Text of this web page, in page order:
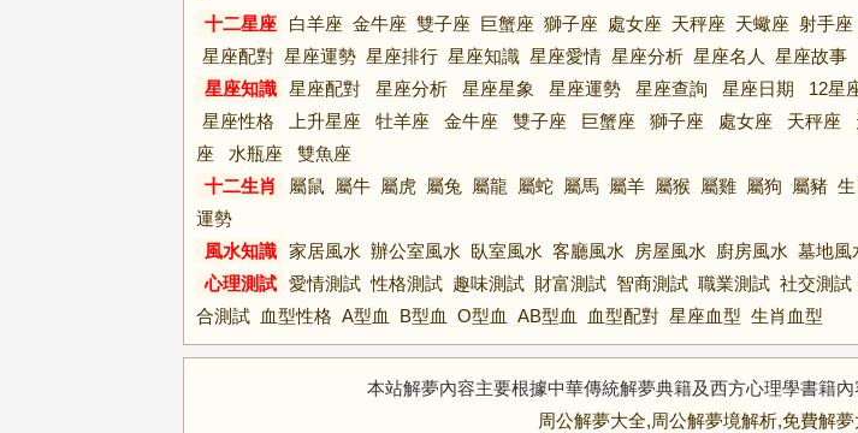
十二星座
白羊座 金牛座 雙子座 巨蟹座 獅子座 處女座 天秤座 天蠍座 射手座
星座配對 星座運勢 星座排行 星座知識 星座愛情 星座分析 星座名人
星座故事
星座知識 星座配對 星座分析 星座星象 星座運勢 星座查詢 星座日期 12星
星座性格
上升星座 牡羊座 金牛座 雙子座 巨蟹座 獅子座 處女座 天秤座
座
水瓶座
雙魚座
十二生肖
屬鼠 屬牛 屬虎 屬兔 屬龍 屬蛇 屬馬 屬羊 屬猴 屬雞 屬狗 屬豬
運勢
風水知識 家居風水 辦公室風水 臥室風水 客廳風水 房屋風水 廚房風水 墓地風
心理測試 愛情測試 性格測試 趣味測試 財富測試 智商測試 職業測試 社交測試
合測試 血型性格 A型血 B型血 O型血 AB型血 血型配對 星座血型 生肖血型
本站解夢內容主要根據中華傳統解夢典籍及西方心理學書籍
周公解夢大全,周公解夢境解析,免費解